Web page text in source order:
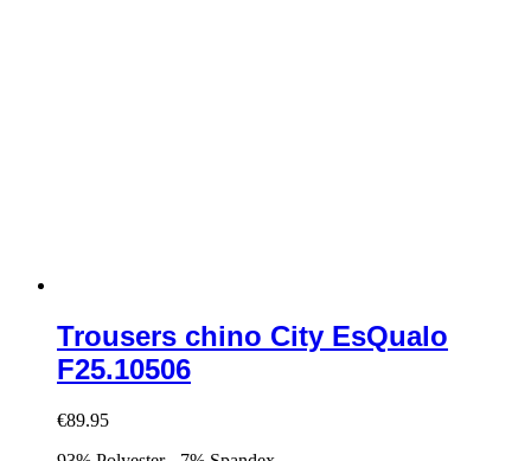
Trousers chino City EsQualo
F25.10506
€89.95